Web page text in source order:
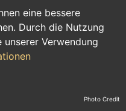
eine bessere
Durch die Nutzung
unserer Verwendung
Ausbildung
Photo Credit